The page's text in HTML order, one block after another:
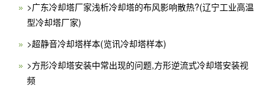
>广东冷却塔厂家浅析冷却塔的布风影响散热?(辽宁工业高温
型冷却塔厂家)
>超静音冷却塔样本(览讯冷却塔样本)
>方形冷却塔安装中常出现的问题,方形逆流式冷却塔安装视
频